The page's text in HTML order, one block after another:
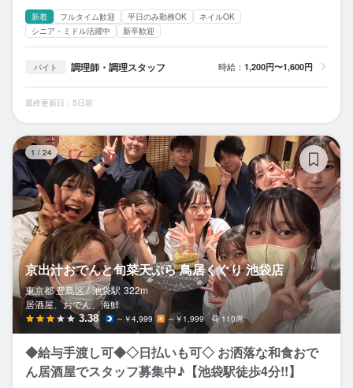
新着 フルタイム歓迎 平日のみ勤務OK
ネイルOK
シニア・ミドル活躍中
新卒歓迎
バイト 調理師・調理スタッフ 時給： 1,200円〜1,600円
最終更新日：5日前
1 / 24
京出汁おでんと旬菜天ぷら 鳥居くぐり 池袋店
東京都 豊島区 / 池袋駅 322m
居酒屋、おでん、海鮮
3.38 ～￥4,999 ～￥1,999 110席
◆給与手渡し可◆◇日払いも可◇ お洒落な和食おで
ん居酒屋でスタッフ募集中♪【池袋駅徒歩4分!!】